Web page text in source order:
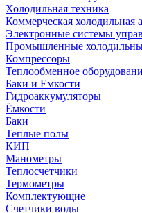
Холодильная техника
Коммерческая холодильная
Электронные системы
Промышленные
Компрессоры
Теплообменное
Баки и Емкости
Гидроаккумуляторы
Ёмкости
Баки
Теплые полы
КИП
Манометры
Теплосчетчики
Термометры
Комплектующие
Счетчики воды